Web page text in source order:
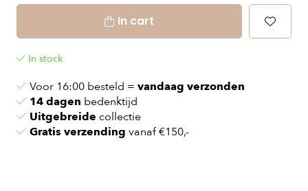
In cart
In stock
Voor 16:00 besteld = vandaag verzonden
14 dagen bedenktijd
Uitgebreide collectie
Gratis verzending vanaf €150,-